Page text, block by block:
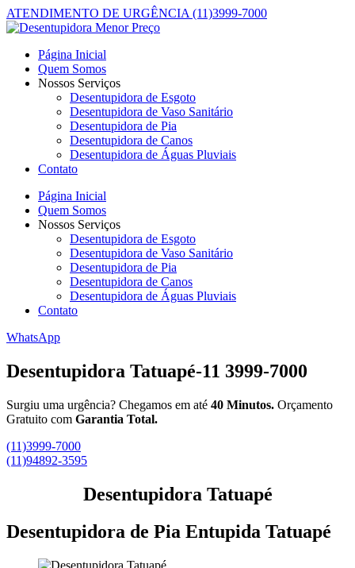
ATENDIMENTO DE URGÊNCIA (11)3999-7000
Página Inicial
Quem Somos
Nossos Serviços
Desentupidora de Esgoto
Desentupidora de Vaso Sanitário
Desentupidora de Pia
Desentupidora de Canos
Desentupidora de Águas Pluviais
Contato
Página Inicial
Quem Somos
Nossos Serviços
Desentupidora de Esgoto
Desentupidora de Vaso Sanitário
Desentupidora de Pia
Desentupidora de Canos
Desentupidora de Águas Pluviais
Contato
WhatsApp
Desentupidora Tatuapé-11 3999-7000
Surgiu uma urgência? Chegamos em até 40 Minutos. Orçamento
Gratuito com Garantia Total.
(11)3999-7000
(11)94892-3595
Desentupidora Tatuapé
Desentupidora de Pia Entupida Tatuapé